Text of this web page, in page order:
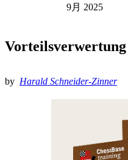
9月 2025
by Harald Schneider-Zinner